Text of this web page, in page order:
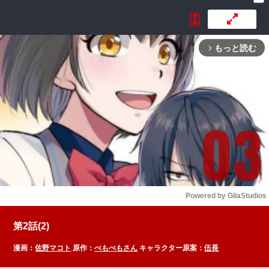
arrow_forward_ios もっと読む
Powered by GliaStudios
第2話(2)
漫画：佐野マコト 原作：ぺもぺもさん キャラクター原案：伍長